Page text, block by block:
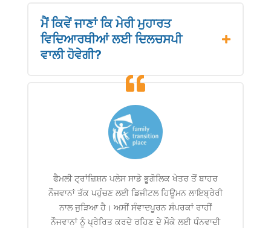
ਮੈਂ ਕਿਵੇਂ ਜਾਣਾਂ ਕਿ ਮੇਰੀ ਮੁਹਾਰਤ
ਵਿਦਿਆਰਥੀਆਂ ਲਈ ਦਿਲਚਸਪੀ
ਵਾਲੀ ਹੋਵੇਗੀ?
ਫੈਮਲੀ ਟ੍ਰਾਂਜ਼ਿਸ਼ਨ ਪਲੇਸ ਸਾਡੇ ਭੂਗੋਲਿਕ ਖੇਤਰ ਤੋਂ ਬਾਹਰ
ਨੌਜਵਾਨਾਂ ਤੱਕ ਪਹੁੰਚਣ ਲਈ ਡਿਜੀਟਲ ਹਿਊਮਨ ਲਾਇਬ੍ਰੇਰੀ
ਨਾਲ ਜੁੜਿਆ ਹੈ। ਅਸੀਂ ਸੰਵਾਦਪੂਰਨ ਸੰਪਰਕਾਂ ਰਾਹੀਂ
ਨੌਜਵਾਨਾਂ ਨੂੰ ਪ੍ਰੇਰਿਤ ਕਰਦੇ ਰਹਿਣ ਦੇ ਮੌਕੇ ਲਈ ਧੰਨਵਾਦੀ